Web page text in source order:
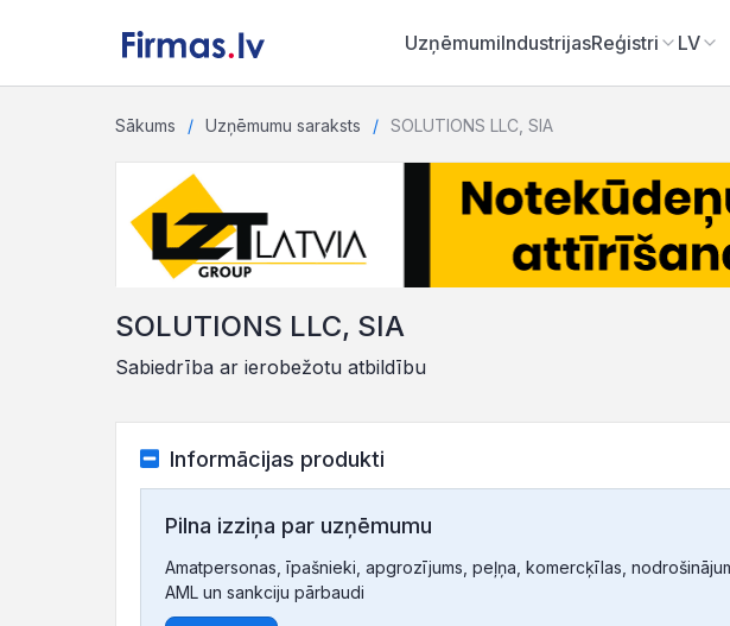
UzņēmumiIndustrijasReģistri LV
Sākums Uzņēmumu saraksts SOLUTIONS LLC, SIA
SOLUTIONS LLC, SIA
Sabiedrība ar ierobežotu atbildību
Informācijas produkti
Pilna izziņa par uzņēmumu
Amatpersonas, īpašnieki, apgrozījums, peļņa, komercķīlas,
AML un sankciju pārbaudi